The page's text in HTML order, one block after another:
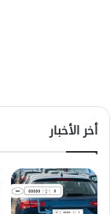
أخر الأخبار